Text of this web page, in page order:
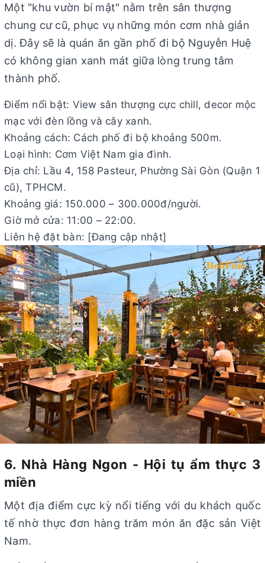
Một "khu vườn bí mật" nằm trên sân thượng
chung cư cũ, phục vụ những món cơm nhà giản
dị. Đây sẽ là quán ăn gần phố đi bộ Nguyễn Huệ
có không gian xanh mát giữa lòng trung tâm
thành phố.
Điểm nổi bật: View sân thượng cực chill, decor mộc
mạc với đèn lồng và cây xanh.
Khoảng cách: Cách phố đi bộ khoảng 500m.
Loại hình: Cơm Việt Nam gia đình.
Địa chỉ: Lầu 4, 158 Pasteur, Phường Sài Gòn (Quận 1
cũ), TPHCM.
Khoảng giá: 150.000 – 300.000đ/người.
Giờ mở cửa: 11:00 – 22:00.
Liên hệ đặt bàn: [Đang cập nhật]
6. Nhà Hàng Ngon - Hội tụ ẩm thực 3
miền
Một địa điểm cực kỳ nổi tiếng với du khách quốc
tế nhờ thực đơn hàng trăm món ăn đặc sản Việt
Nam.